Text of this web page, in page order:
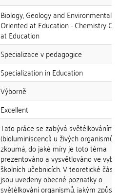
Biology, Geology and Environmental
Oriented at Education - Chemistry
at Education
Specializace v pedagogice
Specialization in Education
Výborně
Excellent
Tato práce se zabývá světélkováním
(bioluminiscencí) u živých organismů a
zkoumá, do jaké míry je toto téma
prezentováno a vysvětlováno ve
školních učebnicích. V teoretické
jsou uvedeny obecné poznatky o
světélkování organismů, jakým